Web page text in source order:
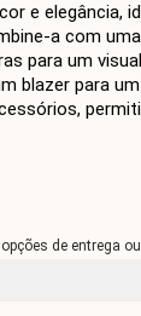
e elegância,
a com
para um
blazer para
de entrega